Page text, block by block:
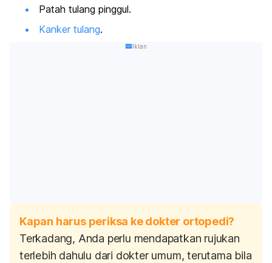
Patah tulang pinggul.
Kanker tulang.
Iklan
Kapan harus periksa ke dokter ortopedi?
Terkadang, Anda perlu mendapatkan rujukan
terlebih dahulu dari dokter umum, terutama bila